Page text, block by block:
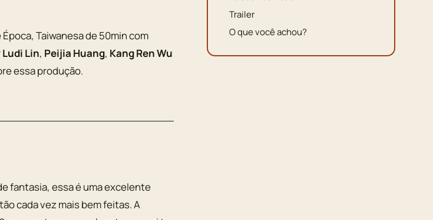
Trailer
O que você achou?
Taiwanesa de 50min com
Ludi Lin, Peijia Huang, Kang Ren Wu
essa produção.
fantasia, essa é uma excelente
cada vez mais bem feitas. A